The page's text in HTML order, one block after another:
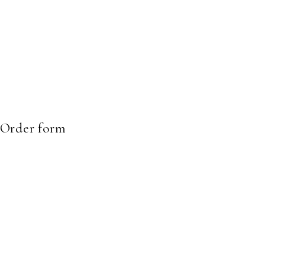
Order form